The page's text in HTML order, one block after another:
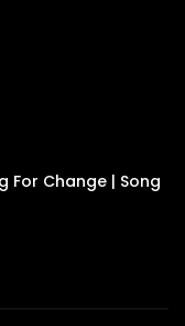
For Change | Song